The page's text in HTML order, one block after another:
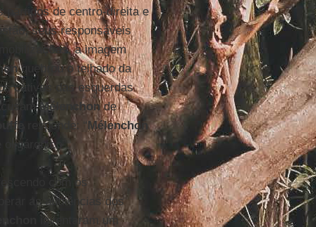
partidos de centro-direita e
seus responsáveis
a imagem
quebrou o telhado da
cativos das esquerdas
Mélenchonde
responde: “Mélenchon
com os
as audiências dos
inventaram um